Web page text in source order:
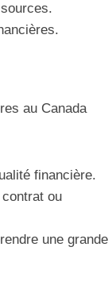
au Canada
financière.
ou
une grande